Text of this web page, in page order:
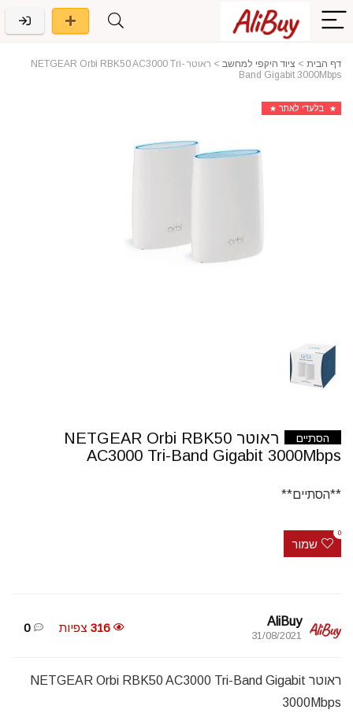
דף הבית > ציוד היקפי למחשב >
ראוטר NETGEAR Orbi RBK50 AC3000 Tri-
Band Gigabit 3000Mbps
בלעדי לאתר
הסתיים
ראוטר NETGEAR Orbi RBK50
AC3000 Tri-Band Gigabit 3000Mbps
**הסתיים**
שמור
0
AliBuy
31/08/2021
316 צפיות 0
ראוטר NETGEAR Orbi RBK50 AC3000 Tri-Band Gigabit
3000Mbps